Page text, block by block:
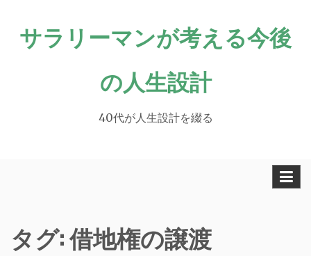
サラリーマンが考える今後
の人生設計
40代が人生設計を綴る
タグ:借地権の譲渡